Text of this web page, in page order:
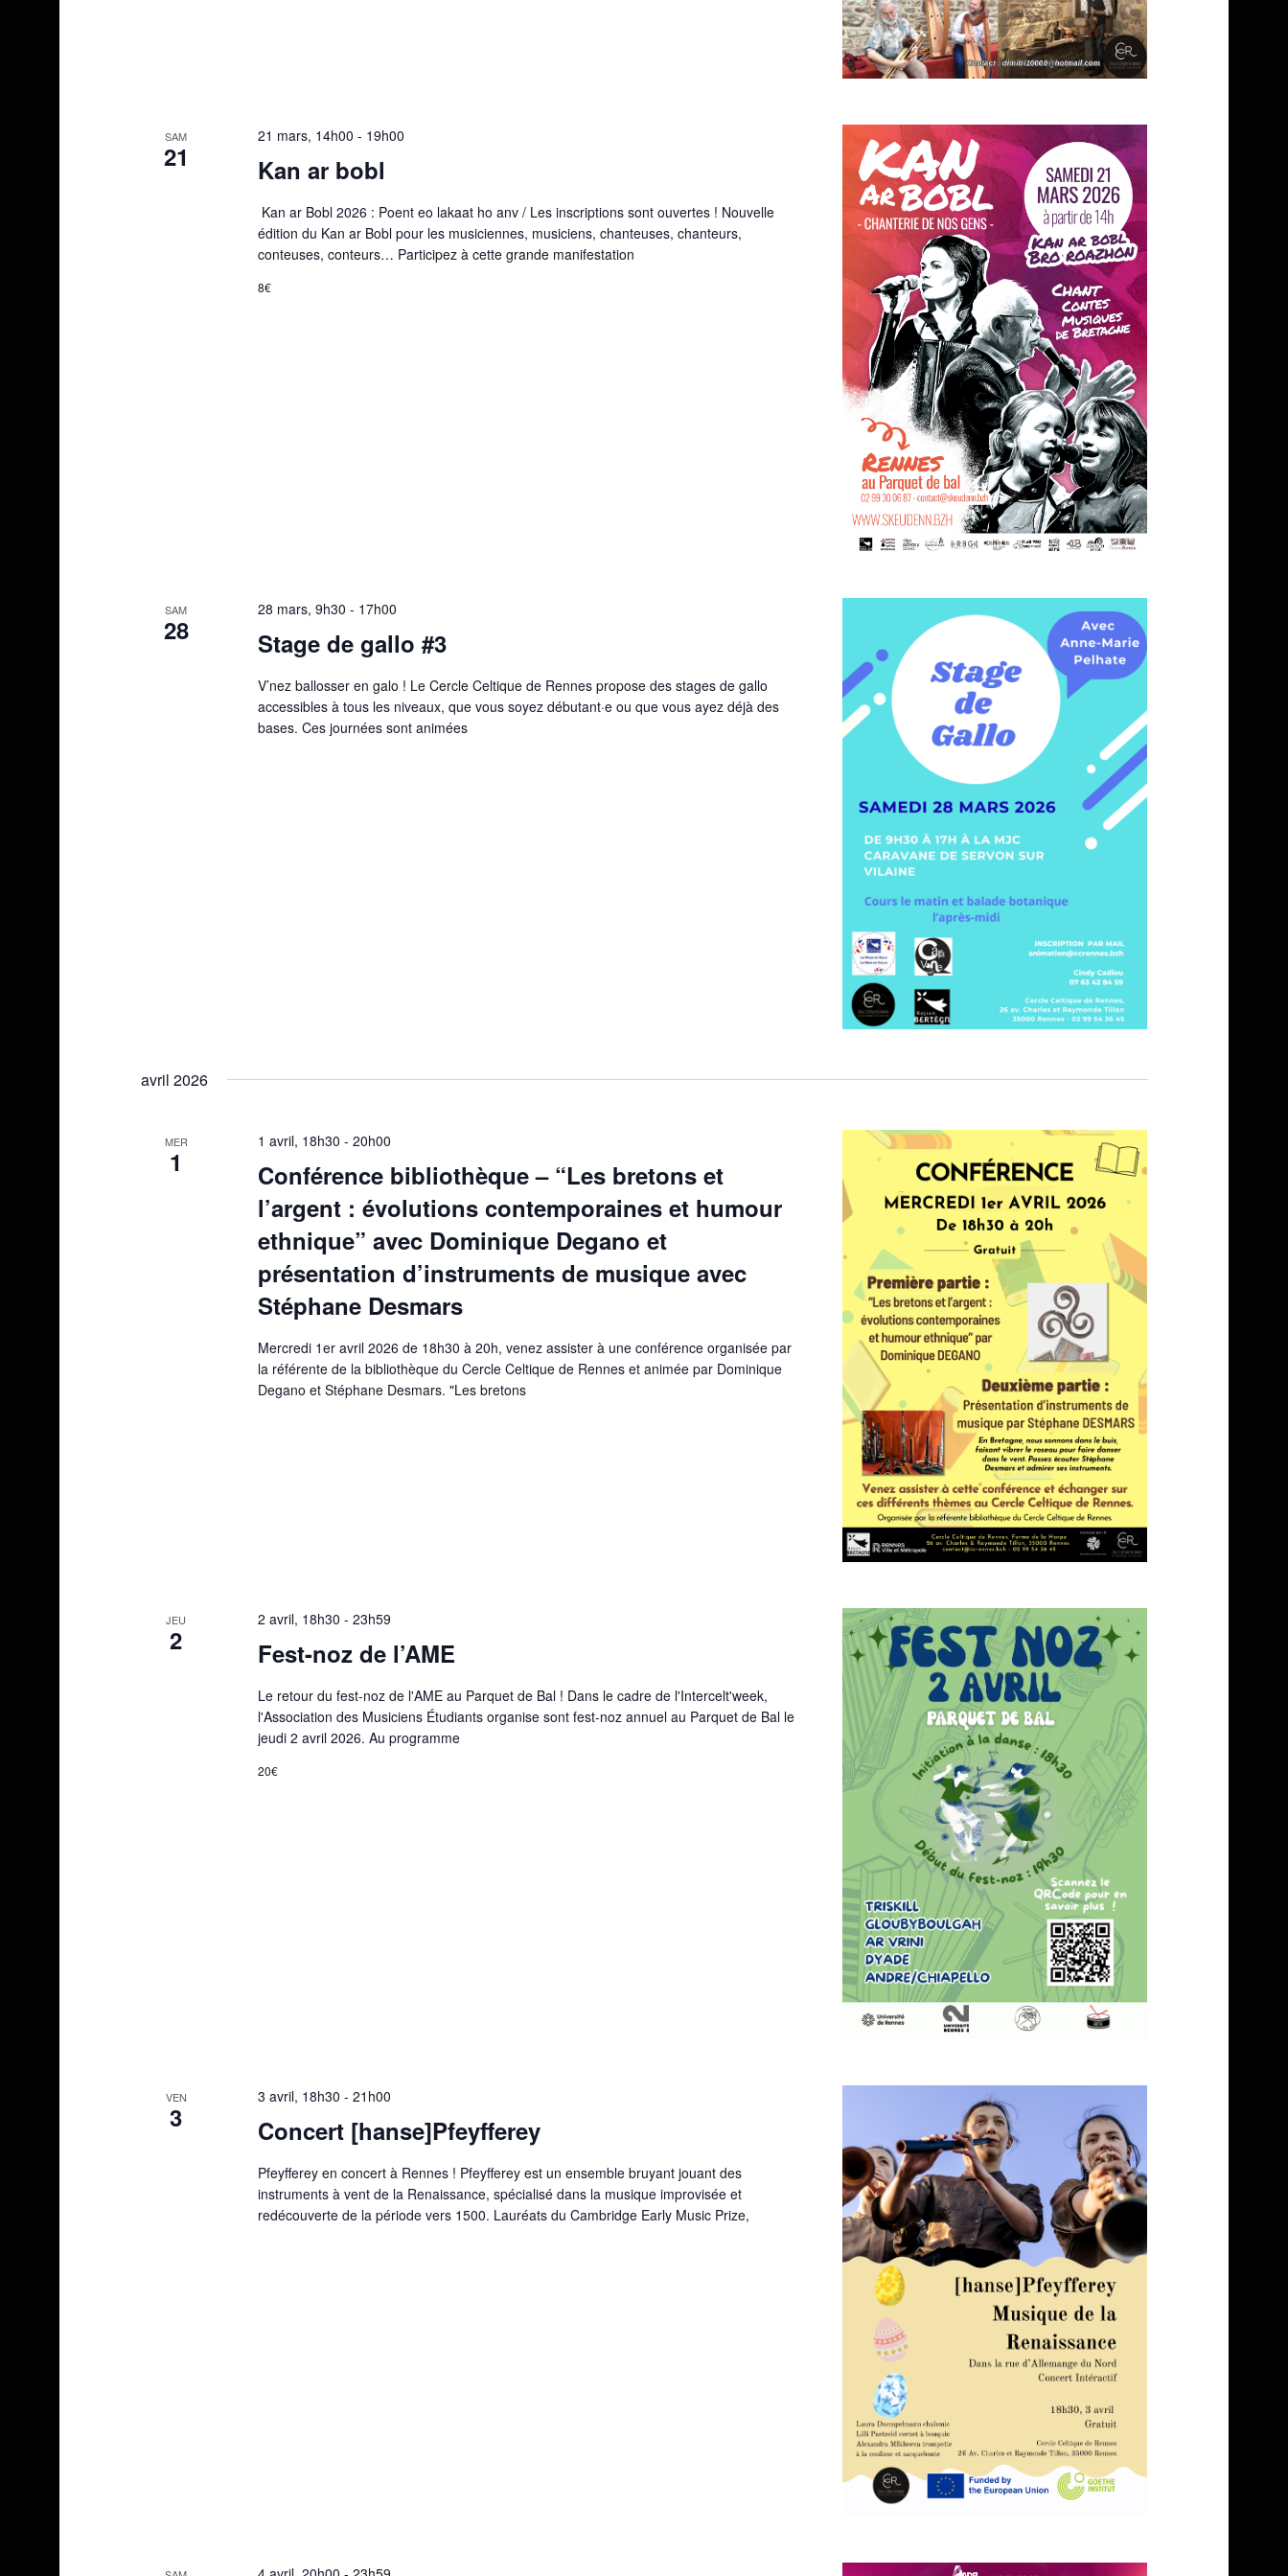
SAM
21
21 mars, 14h00 - 19h00
Kan ar bobl
️ Kan ar Bobl 2026 : Poent eo lakaat ho anv / Les inscriptions sont ouvertes ! Nouvelle
édition du Kan ar Bobl pour les musiciennes, musiciens, chanteuses, chanteurs,
conteuses, conteurs… Participez à cette grande manifestation
8€
SAM
28
28 mars, 9h30 - 17h00
Stage de gallo #3
V’nez ballosser en galo ! Le Cercle Celtique de Rennes propose des stages de gallo
accessibles à tous les niveaux, que vous soyez débutant·e ou que vous ayez déjà des
bases. Ces journées sont animées
avril 2026
MER
1
1 avril, 18h30 - 20h00
Conférence bibliothèque – “Les bretons et
l’argent : évolutions contemporaines et humour
ethnique” avec Dominique Degano et
présentation d’instruments de musique avec
Stéphane Desmars
Mercredi 1er avril 2026 de 18h30 à 20h, venez assister à une conférence organisée par
la référente de la bibliothèque du Cercle Celtique de Rennes et animée par Dominique
Degano et Stéphane Desmars. "Les bretons
JEU
2
2 avril, 18h30 - 23h59
Fest-noz de l’AME
Le retour du fest-noz de l'AME au Parquet de Bal ! Dans le cadre de l'Intercelt'week,
l'Association des Musiciens Étudiants organise sont fest-noz annuel au Parquet de Bal le
jeudi 2 avril 2026. Au programme
20€
VEN
3
3 avril, 18h30 - 21h00
Concert [hanse]Pfeyfferey
Pfeyfferey en concert à Rennes ! Pfeyfferey est un ensemble bruyant jouant des
instruments à vent de la Renaissance, spécialisé dans la musique improvisée et
redécouverte de la période vers 1500. Lauréats du Cambridge Early Music Prize,